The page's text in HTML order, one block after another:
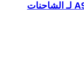
إعادة تدوير غاز العادم A9361421679 لـ الشاحنات